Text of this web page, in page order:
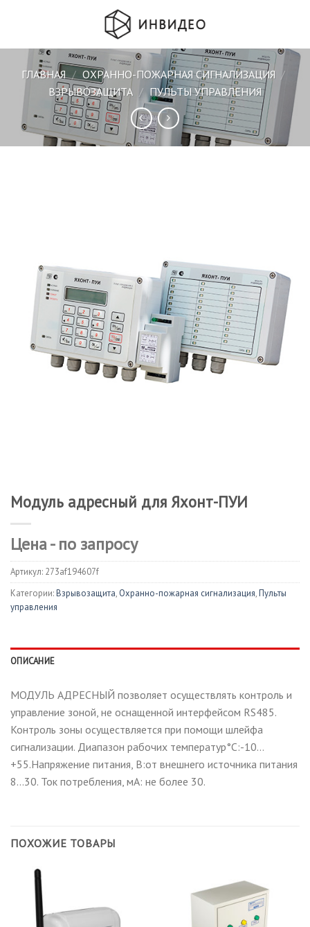
ГЛАВНАЯ / ОХРАННО-ПОЖАРНАЯ СИГНАЛИЗАЦИЯ /
ВЗРЫВОЗАЩИТА / ПУЛЬТЫ УПРАВЛЕНИЯ
Модуль адресный для Яхонт-ПУИ
Цена - по запросу
Артикул: 273af194607f
Категории:Взрывозащита, Охранно-пожарная сигнализация,Пульты
управления
ОПИСАНИЕ
МОДУЛЬ АДРЕСНЫЙ позволяет осуществлять контроль и
управление зоной, не оснащенной интерфейсом RS485.
Контроль зоны осуществляется при помощи шлейфа
сигнализации. Диапазон рабочих температур°С:-10…
+55.Напряжение питания, B:от внешнего источника питания
8…30. Ток потребления, мА: не более 30.
ПОХОЖИЕ ТОВАРЫ